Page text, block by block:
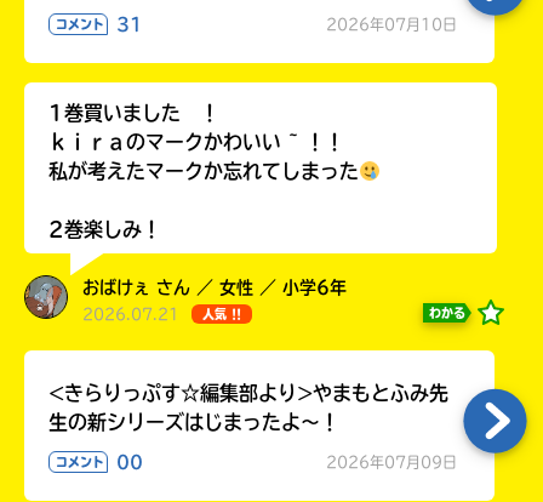
コメント 31 2026年07月10日
1巻買いました ！
ｋｉｒａのマークかわいい ~ ！！
私が考えたマークか忘れてしまった
2巻楽しみ！
おばけぇ さん ／ 女性 ／ 小学6年
2026.07.21 人気 !! わかる
<きらりっぷす☆編集部より>やまもとふみ先
生の新シリーズはじまったよ～！
コメント 00 2026年07月09日